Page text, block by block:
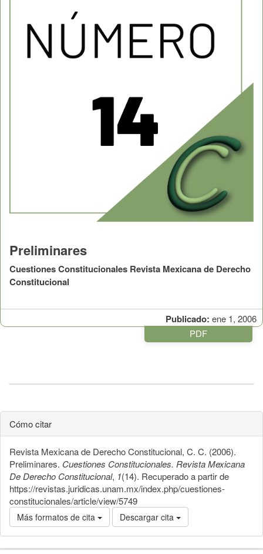
Publicado: ene 1, 2006
Preliminares
Cuestiones Constitucionales Revista Mexicana de Derecho
Constitucional
PDF
Cómo citar
Revista Mexicana de Derecho Constitucional, C. C. (2006).
Preliminares. Cuestiones Constitucionales. Revista Mexicana
De Derecho Constitucional, 1(14). Recuperado a partir de
https://revistas.juridicas.unam.mx/index.php/cuestiones-
constitucionales/article/view/5749
Más formatos de cita Descargar cita